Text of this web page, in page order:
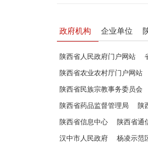
政府机构 企业单位
陕西省人民政府门户网站
陕西省农业农村厅门户网站
陕西省民族宗教事务委员会
陕西省药品监督管理局 陕
陕西省信息中心 陕西省通
汉中市人民政府 杨凌示范